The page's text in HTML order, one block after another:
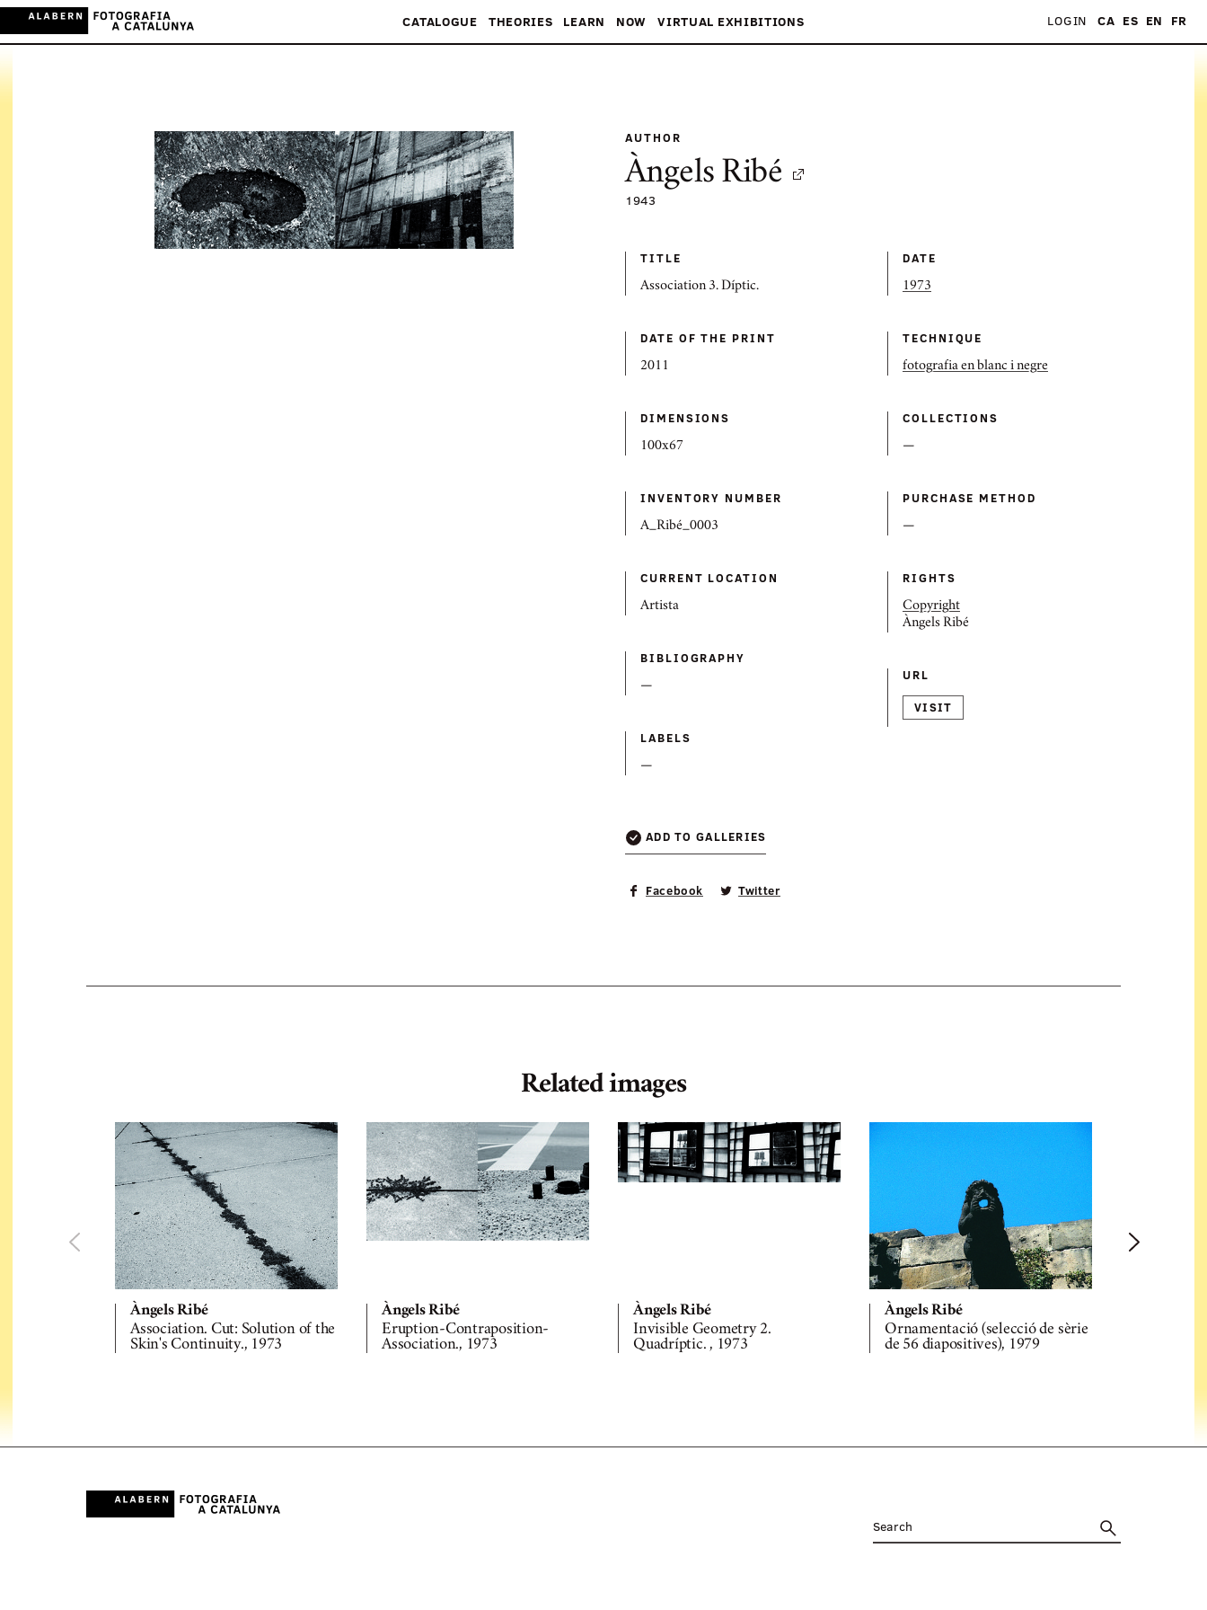
CATALOGUE THEORIES LEARN NOW VIRTUAL EXHIBITIONS LOGIN CA ES EN FR
AUTHOR
Àngels Ribé
1943
TITLE
Association 3. Díptic.
DATE
1973
DATE OF THE PRINT
2011
TECHNIQUE
fotografia en blanc i negre
DIMENSIONS
100x67
COLLECTIONS
—
INVENTORY NUMBER
A_Ribé_0003
PURCHASE METHOD
—
CURRENT LOCATION
Artista
RIGHTS
Copyright
Àngels Ribé
BIBLIOGRAPHY
—
URL
VISIT
LABELS
—
ADD TO GALLERIES
Facebook Twitter
Related images
Àngels Ribé
Association. Cut: Solution of the
Skin's Continuity., 1973
Àngels Ribé
Eruption-Contraposition-
Association., 1973
Àngels Ribé
Invisible Geometry 2.
Quadríptic. , 1973
Àngels Ribé
Ornamentació (selecció de sèrie
de 56 diapositives), 1979